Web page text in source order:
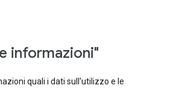
informazioni"
quali i dati sull'utilizzo e le